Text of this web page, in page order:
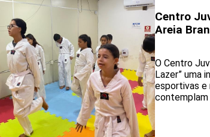
Centro
Areia
O Centro
Lazer” uma
esportivas e
contemplam